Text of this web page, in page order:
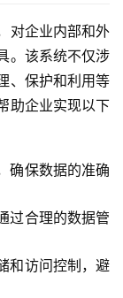
对企业内部和外
。该系统不仅涉
、保护和利用等
助企业实现以下
确保数据的准确
过合理的数据管
和访问控制，避